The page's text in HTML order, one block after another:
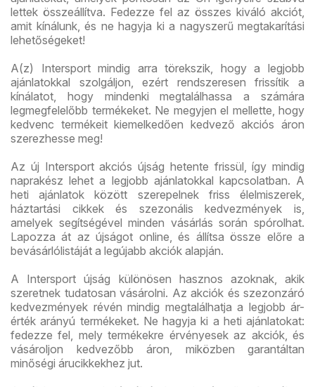
lettek összeállítva. Fedezze fel az összes kiváló akciót,
amit kínálunk, és ne hagyja ki a nagyszerű megtakarítási
lehetőségeket!
A(z) Intersport mindig arra törekszik, hogy a legjobb
ajánlatokkal szolgáljon, ezért rendszeresen frissítik a
kínálatot, hogy mindenki megtalálhassa a számára
legmegfelelőbb termékeket. Ne megyjen el mellette, hogy
kedvenc termékeit kiemelkedően kedvező akciós áron
szerezhesse meg!
Az új Intersport akciós újság hetente frissül, így mindig
naprakész lehet a legjobb ajánlatokkal kapcsolatban. A
heti ajánlatok között szerepelnek friss élelmiszerek,
háztartási cikkek és szezonális kedvezmények is,
amelyek segítségével minden vásárlás során spórolhat.
Lapozza át az újságot online, és állítsa össze előre a
bevásárlólistáját a legújabb akciók alapján.
A Intersport újság különösen hasznos azoknak, akik
szeretnek tudatosan vásárolni. Az akciók és szezonzáró
kedvezmények révén mindig megtalálhatja a legjobb ár-
érték arányú termékeket. Ne hagyja ki a heti ajánlatokat:
fedezze fel, mely termékekre érvényesek az akciók, és
vásároljon kedvezőbb áron, miközben garantáltan
minőségi árucikkekhez jut.